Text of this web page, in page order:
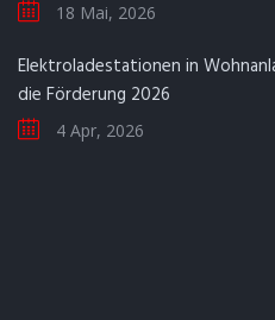
18 Mai, 2026
Elektroladestationen in
die Förderung 2026
4 Apr, 2026